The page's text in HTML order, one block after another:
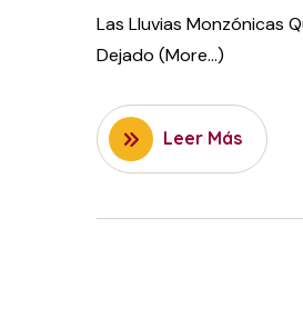
Las Lluvias Monzónicas
Dejado (more…)
Leer Más